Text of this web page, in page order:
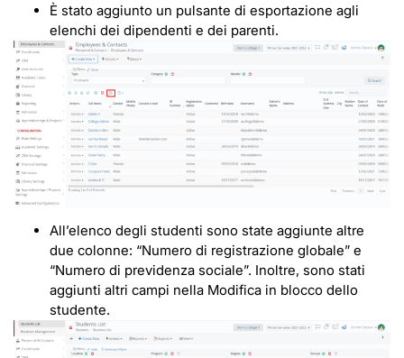
È stato aggiunto un pulsante di esportazione agli
elenchi dei dipendenti e dei parenti.
All’elenco degli studenti sono state aggiunte altre
due colonne: “Numero di registrazione globale” e
“Numero di previdenza sociale”. Inoltre, sono stati
aggiunti altri campi nella Modifica in blocco dello
studente.